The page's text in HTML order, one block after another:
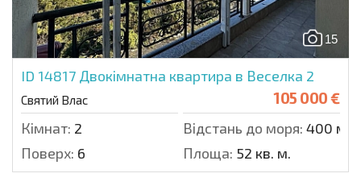
15
ID 14817 Двокімнатна квартира в Веселка 2
Святий Влас 105 000 €
Кімнат: 2 Відстань до моря: 400 м.
Поверх: 6 Площа: 52 кв. м.